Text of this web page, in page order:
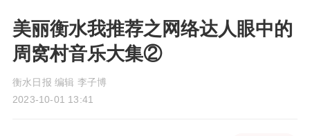
美丽衡水我推荐之网络达人眼中的
周窝村音乐大集②
衡水日报 编辑 李子博
2023-10-01 13:41